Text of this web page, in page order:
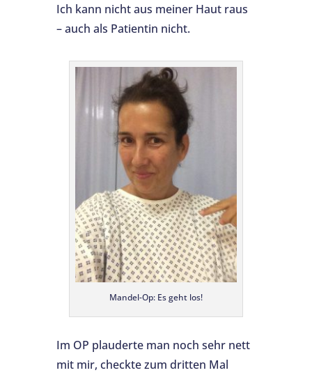
Ich kann nicht aus meiner Haut raus
– auch als Patientin nicht.
Mandel-Op: Es geht los!
Im OP plauderte man noch sehr nett
mit mir, checkte zum dritten Mal